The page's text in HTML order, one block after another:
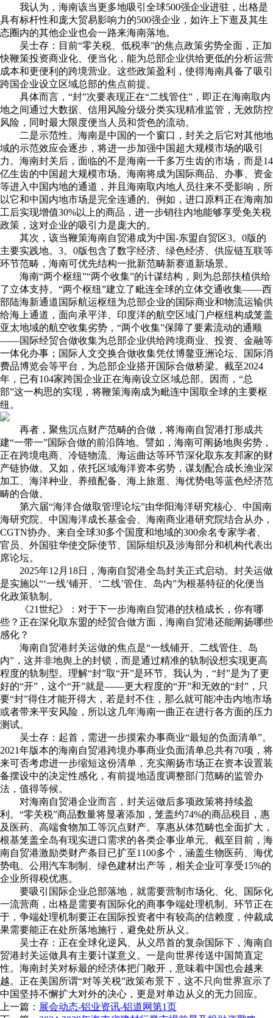
我认为，海南该当更多地吸引全球500强企业进驻，出格是
具有标杆性和庞大贸易影响力的500强企业，如许上下逛及其生
态圈内的其他企业也会一路来海南落地。
吴士存：目前“零关税、低税率”的焦点政策劣势全面，正加
快鞭策投资商业化、便当化，能为总部企业供给更低的分析运营
成本和更便利的跨境营业。这些政策盈利，使得海南具备了吸引
跨国企业设立区域总部的焦点前提。
具体而言，“封”次要表现正在“二线管住”，即正在海南取内
地之间通过大数据、信用风险分级分类实现精准监管，无效防控
风险，同时最大限度便当人员和货色的流动。
二是示范性。海南是中国的一个窗口，封关之后它对其他地
域的示范效应会逐步，将进一步加强中国超大规模市场的吸引
力。海南封关后，面临的不是海南一千多万生齿的市场，而是14
亿生齿的中国超大规模市场。海南将成为国际商品、办事、资金
等进入中国内地的通道，并且海南取内地人员往来不受影响，所
以它和中国内地市场是完全连通的。例如，进口原料正在海南加
工后实现增值30%以上的商品，进一步销往内地能够享受免关税
政策，这对企业的吸引力是庞大的。
其次，该当鞭策海南自贸港成为中国-东盟自贸区3。0版的
主要实践地。3。0版包含了数字经济、绿色经济、供应链互联等
环节范畴，海南可优先结构一批新范畴新赛道新场景。
海南“两个枢纽”“两个收集”的计谋结构，则为总部扶植供给
了立体支持。“两个枢纽”建立了毗连全球的立体交通收集——西
部陆海新通道国际航运枢纽为总部企业的国际商业和物流运输供
给海上通道，面向承平洋、印度洋的航空区域门户枢纽构成笼盖
亚太地域的航空收集劣势，“两个收集”保障了要素流动的通顺
——国际经贸合做收集为总部企业供给跨境商业、投资、金融等
一体化办事；国际人文交换合做收集凭仗博鳌亚洲论坛、国际消
费品博览会等平台，为总部企业搭开国际合做桥梁。截至2024
年，已有104家跨国企业正在海南设立区域总部。因而，“总
部”这一构思的实现，将鞭策海南成为毗连中国取全球的主要枢
纽。
再者，聚焦沉点财产范畴的合做，将海南自贸港打形成共
建“一带一”国际合做的前沿阵地。譬如，海南可阐扬地舆劣势，
正在跨境电商、冷链物流、海运曲达等环节深化取东友邦家的财
产链协做。又如，依托区域海洋资本劣势，谋划配合成长渔业深
加工、海洋种业、养殖配备、海上旅逛、海优势电等蓝色经济范
畴的合做。
第六届“海洋合做取管理论坛”由华阳海洋研究核心、中国南
海研究院、中国海洋成长基金会、海南商业港研究院结合从办，
CGTN协办。来自全球30多个国度和地域的300余名专家学者、
官员、外国驻华使交际使节、国际组织及涉海部分和机构代表出
席论坛。
2025年12月18日，海南自贸港全岛封关正式启动。封关运做
是实施以“‘一线’铺开、‘二线’管住、岛内”为根基特征的化便当
化政策轨制。
《21世纪》：对于下一步海南自贸港的扶植成长，你有哪
些？正在深化取东盟的经贸合做方面，海南自贸港还能阐扬哪些
感化？
海南自贸港封关运做的焦点是“一线铺开、二线管住、岛
内”，这并非地舆上的封锁，而是通过精准的轨制设想实现更高
程度的轨制型。理解“封”取“开”是环节。我认为，“封”是为了更
好的“开”，这个“开”就是——更大程度的“开”和无效的“封”，只
要“封”得住才能开得大，若是封不住，那么就可能冲击内地市场
或者带来平安风险，所以这几年海南一曲正在进行各方面的压力
测试。
吴士存：起首，需进一步摸索办事商业“最短的负面清单”。
2021年版本的海南自贸港跨境办事商业负面清单总共有70项，将
来可否考虑进一步缩短这份清单，充实阐扬市场正在资本设置装
备摆设中的决定性感化，有前提地适度调整部门范畴的监管办
法，值得等候。
对海南自贸港企业而言，封关运做后多项政策将持续盈
利。“零关税”商品数量将显著添加，笼盖约74%的商品税目，惠
及医药、高端食物加工等沉点财产。享惠从体范畴也全面扩大，
根基笼盖全岛有现实进口需求的各类企事业单元。截至目前，海
南自贸港激励类财产条目已扩至1100多个，涵盖生物医药、海优
势电、公用汽车制制、绿色建材出产等，相关企业可享受15%的
企业所得税优惠。
要吸引国际企业总部落地，就需要营制市场化、化、国际化
一流营商，出格是需要有国际化的商事争端处理机制。环节正在
于，争端处理机制要正在国际投资者中有较高的信赖度，仲裁成
果需要能正在处所落地施行，避免处所从义。
吴士存：正在全球化逆风、从义昂首的复杂国际下，海南自
贸港封关运做具有主要计谋意义。一是向世界传送中国简直定
性。海南封关对标最的经济体把门敞开，意味着中国也会越来
越。正在美国所谓“对等关税”政策布景下，这不只向世界宣示了
中国坚持不懈扩大对外的决心，更是对单边从义的无力回应。
上一篇： 展会动态-铝业资讯-铝道网第1页